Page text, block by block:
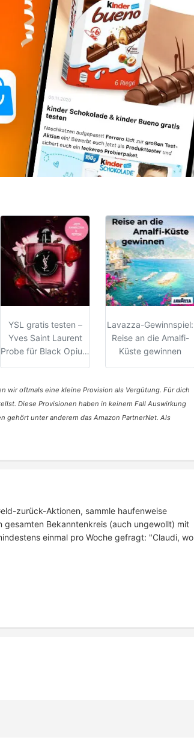
YSL gratis testen –
Yves Saint Laurent
Probe für Black Opium
Lavazza-Gewinnspiel:
Reise an die Amalfi-
Küste gewinnen
wir oftmals eine kleine Provision als Vergütung. Für dich
Diese Provisionen haben in keinem Fall Auswirkung
gehört unter anderem das Amazon PartnerNet. Als
zurück-Aktionen, sammle haufenweise
gesamten Bekanntenkreis (auch ungewollt) mit
einmal pro Woche gefragt: "Claudi, wo